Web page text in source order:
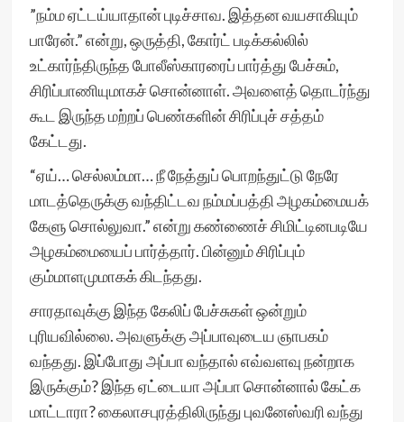
”நம்ம ஏட்டய்யாதான் புடிச்சாவ. இத்தன வயசாகியும்
பாரேன்.” என்று, ஒருத்தி, கோர்ட் படிக்கல்லில்
உட்கார்ந்திருந்த போலீஸ்காரரைப் பார்த்து பேச்சும்,
சிரிப்பாணியுமாகச் சொன்னாள். அவளைத் தொடர்ந்து
கூட இருந்த மற்றப் பெண்களின் சிரிப்புச் சத்தம்
கேட்டது.
“ஏய்… செல்லம்மா… நீ நேத்துப் பொறந்துட்டு நேரே
மாடத்தெருக்கு வந்திட்டவ நம்மப்பத்தி அழகம்மையக்
கேளு சொல்லுவா.” என்று கண்ணைச் சிமிட்டினபடியே
அழகம்மையைப் பார்த்தார். பின்னும் சிரிப்பும்
கும்மாளமுமாகக் கிடந்தது.
சாரதாவுக்கு இந்த கேலிப் பேச்சுகள் ஒன்றும்
புரியவில்லை. அவளுக்கு அப்பாவுடைய ஞாபகம்
வந்தது. இப்போது அப்பா வந்தால் எவ்வளவு நன்றாக
இருக்கும்? இந்த ஏட்டையா அப்பா சொன்னால் கேட்க
மாட்டாரா? கைலாசபுரத்திலிருந்து புவனேஸ்வரி வந்து